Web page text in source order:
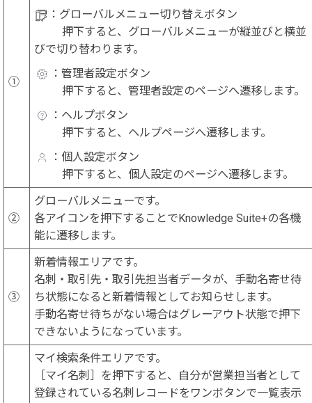
①
：グローバルメニュー切り替えボタン
押下すると、グローバルメニューが縦並びと横並
びで切り替わります。
：管理者設定ボタン
押下すると、管理者設定のページへ遷移します。
：ヘルプボタン
押下すると、ヘルプページへ遷移します。
：個人設定ボタン
押下すると、個人設定のページへ遷移します。
②
グローバルメニューです。
各アイコンを押下することでKnowledge Suite+の各機
能に遷移します。
③
新着情報エリアです。
名刺・取引先・取引先担当者データが、手動名寄せ待
ち状態になると新着情報としてお知らせします。
手動名寄せ待ちがない場合はグレーアウト状態で押下
できないようになっています。
マイ検索条件エリアです。
［マイ名刺］を押下すると、自分が営業担当者として
登録されている名刺レコードをワンボタンで一覧表示